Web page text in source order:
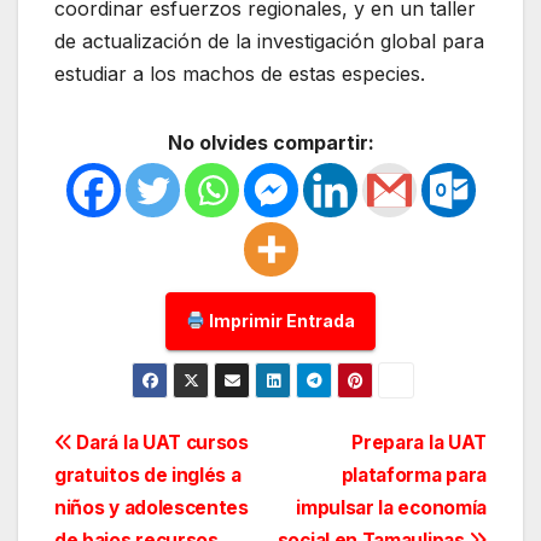
coordinar esfuerzos regionales, y en un taller
de actualización de la investigación global para
estudiar a los machos de estas especies.
No olvides compartir:
Imprimir Entrada
Navegación
de
Prepara la UAT
plataforma para
impulsar la economía
Dará la UAT cursos
gratuitos de inglés a
niños y adolescentes